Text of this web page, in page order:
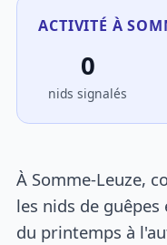
ACTIVITÉ À
0
nids signalés
À Somme-Leuze,
les nids de
du printemps à